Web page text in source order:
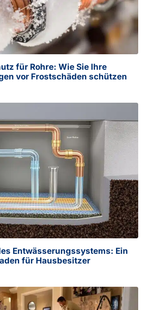
für Rohre: Wie Sie Ihre
vor Frostschäden schützen
Entwässerungssystems: Ein
für Hausbesitzer